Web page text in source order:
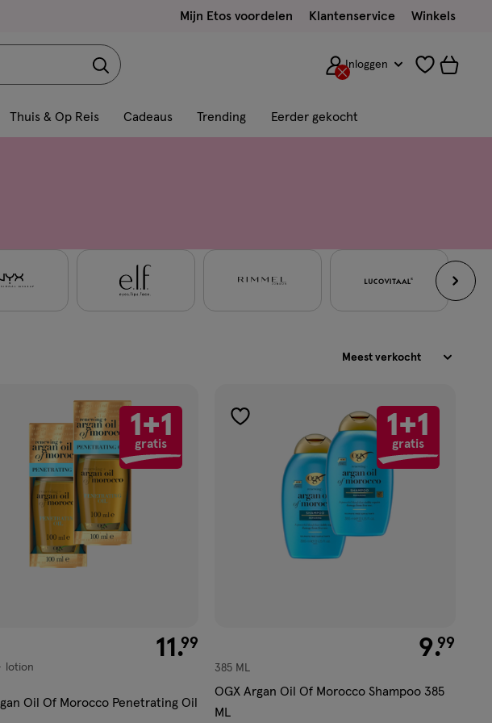
Mijn Etos voordelen Klantenservice Winkels
Inloggen
Thuis & Op Reis Cadeaus Trending Eerder gekocht
1+1
gratis
€ 11.99
11 .99
lotion
Oil Of Morocco Penetrating Oil
1+1
gratis
toevoegen
verlanglijst
€ 9.99
9.99
385 ML
OGX Argan Oil Of Morocco Shampoo 385
ML